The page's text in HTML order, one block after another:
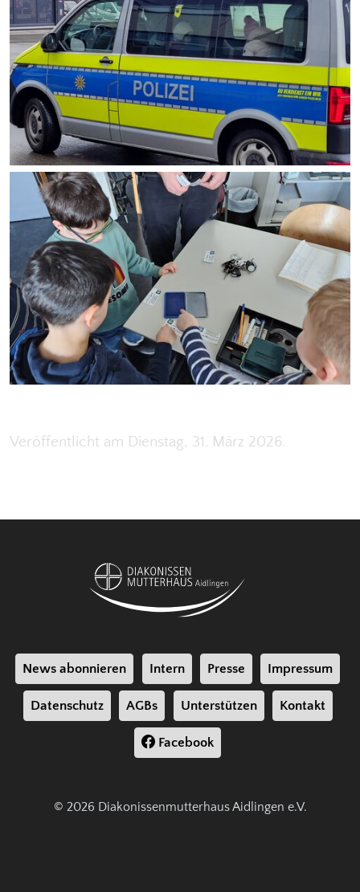
Veröffentlicht am Dienstag, 31. März 2026.
News abonnieren Intern Presse Impressum
Datenschutz AGBs Unterstützen Kontakt
Facebook
© 2026 Diakonissenmutterhaus Aidlingen e.V.